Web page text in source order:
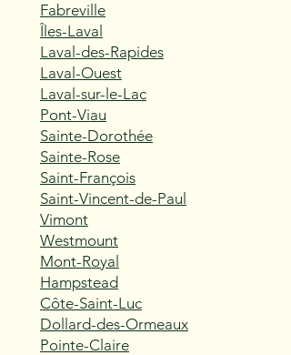
Fabreville
Îles-Laval
Laval-des-Rapides
Laval-Ouest
Laval-sur-le-Lac
Pont-Viau
Sainte-Dorothée
Sainte-Rose
Saint-François
Saint-Vincent-de-Paul
Vimont
Westmount
Mont-Royal
Hampstead
Côte-Saint-Luc
Dollard-des-Ormeaux
Pointe-Claire